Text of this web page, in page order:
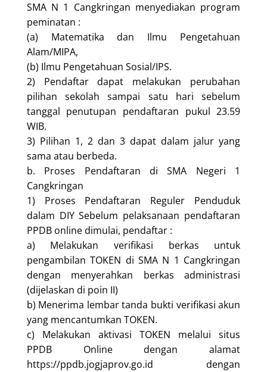
SMA N 1 Cangkringan menyediakan program
peminatan :
(a) Matematika dan Ilmu Pengetahuan
Alam/MIPA,
(b) Ilmu Pengetahuan Sosial/IPS.
2) Pendaftar dapat melakukan perubahan
pilihan sekolah sampai satu hari sebelum
tanggal penutupan pendaftaran pukul 23.59
WIB.
3) Pilihan 1, 2 dan 3 dapat dalam jalur yang
sama atau berbeda.
b. Proses Pendaftaran di SMA Negeri 1
Cangkringan
1) Proses Pendaftaran Reguler Penduduk
dalam DIY Sebelum pelaksanaan pendaftaran
PPDB online dimulai, pendaftar :
a) Melakukan verifikasi berkas untuk
pengambilan TOKEN di SMA N 1 Cangkringan
dengan menyerahkan berkas administrasi
(dijelaskan di poin II)
b) Menerima lembar tanda bukti verifikasi akun
yang mencantumkan TOKEN.
c) Melakukan aktivasi TOKEN melalui situs
PPDB Online dengan alamat
https://ppdb.jogjaprov.go.id dengan